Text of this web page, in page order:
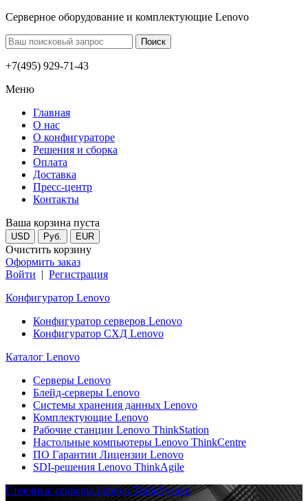
Серверное оборудование и комплектующие Lenovo
+7(495) 929-71-43
Меню
Главная
О нас
О конфигураторе
Решения и сборка
Оплата
Доставка
Пресс-центр
Контакты
Ваша корзина пуста
USD Руб. EUR
Очистить корзину
Оформить заказ
Войти | Регистрация
Конфигуратор Lenovo
Конфигуратор серверов Lenovo
Конфигуратор СХД Lenovo
Каталог Lenovo
Серверы Lenovo
Блейд-серверы Lenovo
Системы хранения данных Lenovo
Комплектующие Lenovo
Рабочие станции Lenovo ThinkStation
Настольные компьютеры Lenovo ThinkCentre
ПО Гарантии Лицензии Lenovo
SDI-решения Lenovo ThinkAgile
Стоечные серверы Lenovo ThinkSystem